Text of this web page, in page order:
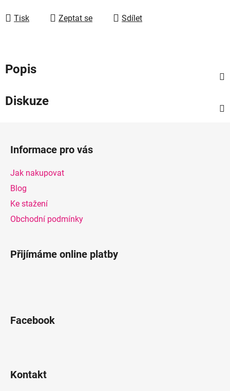
Tisk Zeptat se Sdílet
Popis
Diskuze
Informace pro vás
Jak nakupovat
Blog
Ke stažení
Obchodní podmínky
Přijímáme online platby
Facebook
Kontakt